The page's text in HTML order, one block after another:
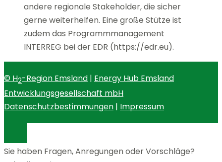
andere regionale Stakeholder, die sicher
gerne weiterhelfen. Eine große Stütze ist
zudem das Programmmanagement
INTERREG bei der EDR (https://edr.eu).
© H2-Region Emsland | Energy Hub Emsland
Entwicklungsgesellschaft mbH
Datenschutzbestimmungen | Impressum
Sie haben Fragen, Anregungen oder Vorschläge?